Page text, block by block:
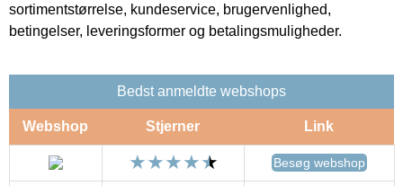
sortimentstørrelse, kundeservice, brugervenlighed,
betingelser, leveringsformer og betalingsmuligheder.
Bedst anmeldte webshops
Webshop Stjerner Link
Besøg webshop